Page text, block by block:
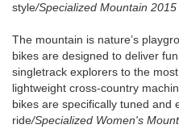
style/Specialized Mountain 2015
The mountain is nature’s
bikes are designed to deliver
singletrack explorers to the
lightweight cross-country
bikes are specifically tuned and
ride/Specialized Women's